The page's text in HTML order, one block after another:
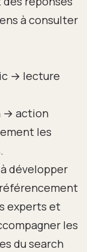
à consulter
→ lecture
→ action
les
développer
référencement
experts et
les
du search